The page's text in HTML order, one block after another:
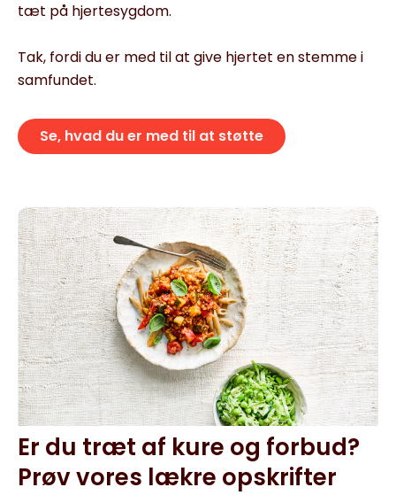
tæt på hjertesygdom.
Tak, fordi du er med til at give hjertet en stemme i
samfundet.
Se, hvad du er med til at støtte
Er du træt af kure og forbud?
Prøv vores lækre opskrifter